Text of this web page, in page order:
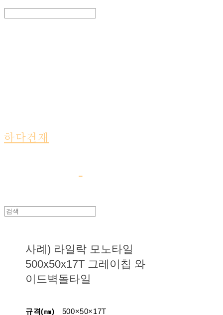
하다건재
사례) 라일락 모노타일
500x50x17T 그레이칩 와
이드벽돌타일
규격(㎜) 500×50×17T